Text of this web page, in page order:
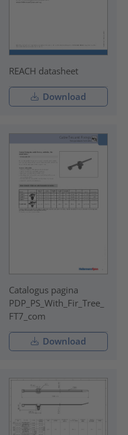
REACH datasheet
Download
Catalogus pagina
PDP_PS_With_Fir_Tree_
FT7_com
Download